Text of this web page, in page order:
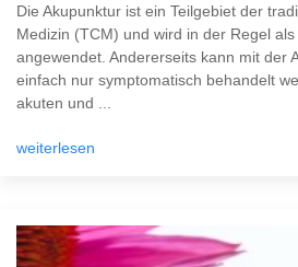
Die Akupunktur ist ein Teilgebiet der
Medizin (TCM) und wird in der Regel
angewendet. Andererseits kann mit der
einfach nur symptomatisch behandelt
akuten und ...
weiterlesen